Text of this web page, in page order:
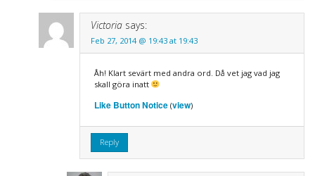
Victoria says:
Feb 27, 2014 @ 19:43 at 19:43
Åh! Klart sevärt med andra ord. Då vet jag vad jag
skall göra inatt
Like Button Notice(view)
Reply